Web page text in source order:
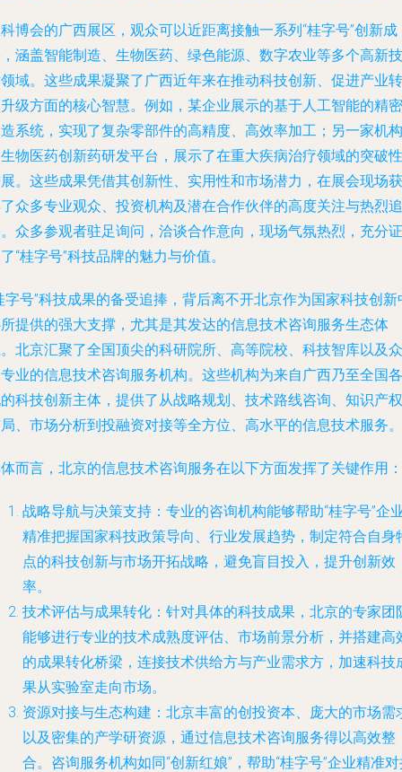
博会的广西展区，观众可以近距离接触一系列“桂字号”创新成
涵盖智能制造、生物医药、绿色能源、数字农业等多个高新技
域。这些成果凝聚了广西近年来在推动科技创新、促进产业转
级方面的核心智慧。例如，某企业展示的基于人工智能的精密
系统，实现了复杂零部件的高精度、高效率加工；另一家机构
物医药创新药研发平台，展示了在重大疾病治疗领域的突破性
。这些成果凭借其创新性、实用性和市场潜力，在展会现场获
众多专业观众、投资机构及潜在合作伙伴的高度关注与热烈追
众多参观者驻足询问，洽谈合作意向，现场气氛热烈，充分证
“桂字号”科技品牌的魅力与价值。
字号”科技成果的备受追捧，背后离不开北京作为国家科技创新
提供的强大支撑，尤其是其发达的信息技术咨询服务生态体
北京汇聚了全国顶尖的科研院所、高等院校、科技智库以及众
业的信息技术咨询服务机构。这些机构为来自广西乃至全国各
科技创新主体，提供了从战略规划、技术路线咨询、知识产权
、市场分析到投融资对接等全方位、高水平的信息技术服务。
而言，北京的信息技术咨询服务在以下方面发挥了关键作用：
战略导航与决策支持 ：专业的咨询机构能够帮助“桂字号”企
精准把握国家科技政策导向、行业发展趋势，制定符合自身
点的科技创新与市场开拓战略，避免盲目投入，提升创新效
率。
技术评估与成果转化 ：针对具体的科技成果，北京的专家团
能够进行专业的技术成熟度评估、市场前景分析，并搭建高
的成果转化桥梁，连接技术供给方与产业需求方，加速科技
果从实验室走向市场。
资源对接与生态构建 ：北京丰富的创投资本、庞大的市场需
以及密集的产学研资源，通过信息技术咨询服务得以高效整
合。咨询服务机构如同“创新红娘”，帮助“桂字号”企业精准